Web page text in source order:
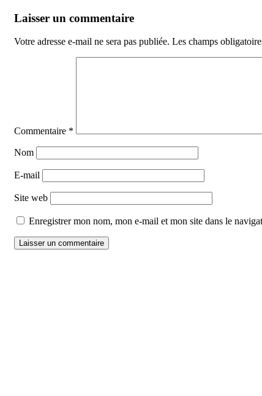
Laisser un commentaire
Votre adresse e-mail ne sera pas publiée. Les champs
Commentaire *
Nom
E-mail
Site web
Enregistrer mon nom, mon e-mail et mon site dans le